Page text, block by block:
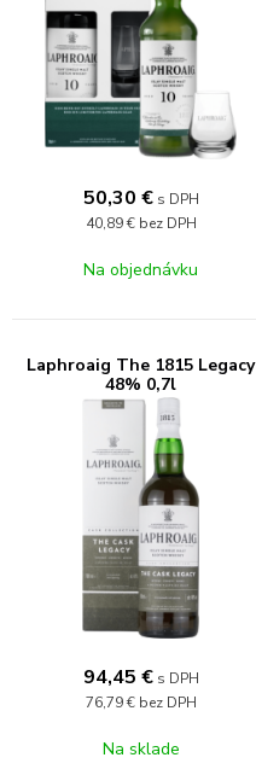
50,30 € s DPH
40,89 € bez DPH
Na objednávku
Laphroaig The 1815 Legacy
48% 0,7l
94,45 € s DPH
76,79 € bez DPH
Na sklade